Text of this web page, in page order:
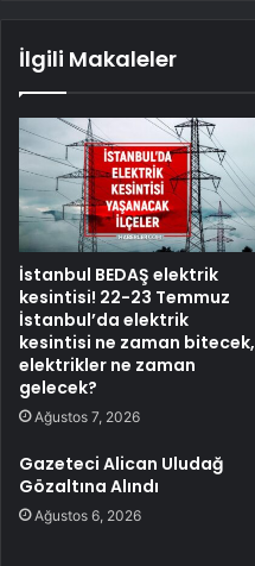
İlgili Makaleler
İstanbul BEDAŞ elektrik
kesintisi! 22-23 Temmuz
İstanbul’da elektrik
kesintisi ne zaman bitecek,
elektrikler ne zaman
gelecek?
Ağustos 7, 2026
Gazeteci Alican Uludağ
Gözaltına Alındı
Ağustos 6, 2026